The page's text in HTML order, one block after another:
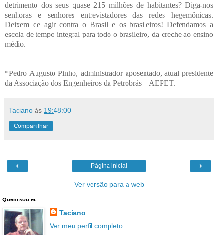
detrimento dos seus quase 215 milhões de habitantes? Diga-nos
senhoras e senhores entrevistadores das redes hegemônicas.
Deixem de agir contra o Brasil e os brasileiros! Defendamos a
escola de tempo integral para todo o brasileiro, da creche ao ensino
médio.
*Pedro Augusto Pinho, administrador aposentado, atual presidente
da Associação dos Engenheiros da Petrobrás – AEPET.
Taciano às 19:48:00
Compartilhar
‹ ›
Página inicial
Ver versão para a web
Quem sou eu
Taciano
Ver meu perfil completo